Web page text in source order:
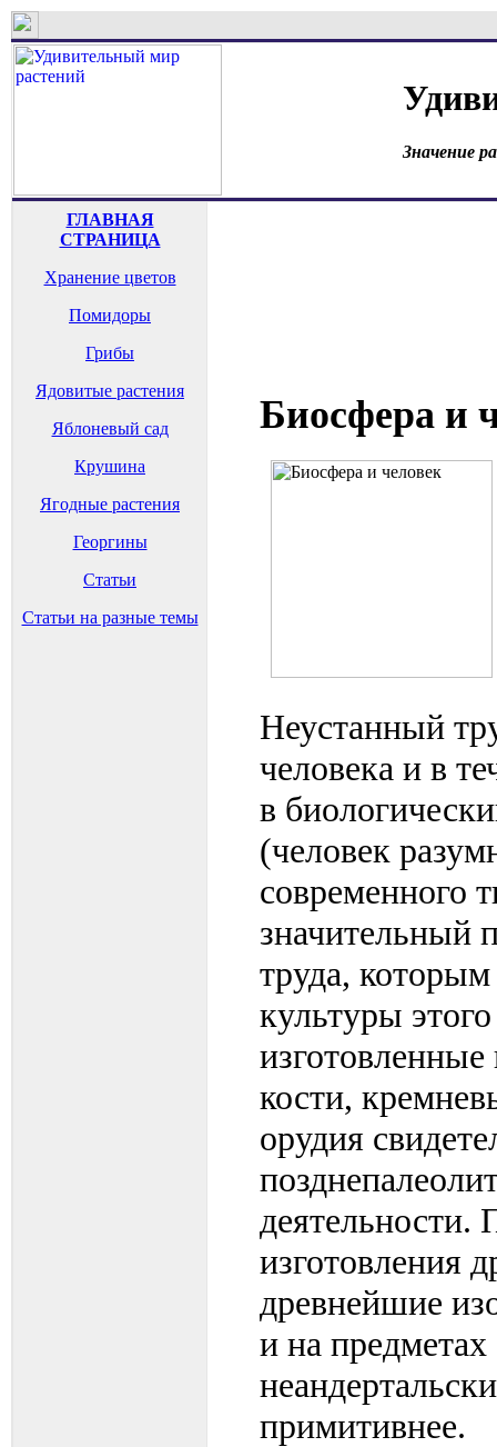
Значение
ГЛАВНАЯ
СТРАНИЦА
Хранение цветов
Помидоры
Грибы
Ядовитые растения
Яблоневый сад
Крушина
Ягодные растения
Георгины
Статьи
Статьи на разные темы
Биосфера и
Неустанный
человека и в
в
(человек
современного
значительный
труда, которым
культуры
кости,
орудия
деятельности.
изготовления
древнейшие
и на
примитивнее.